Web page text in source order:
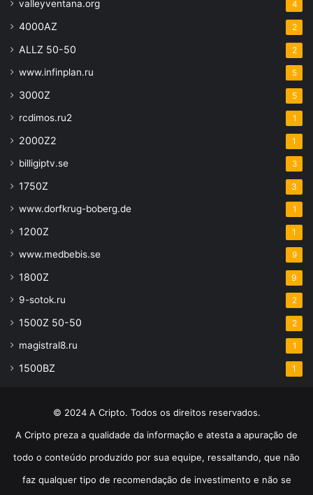
valleyventana.org 4
4000AZ 2
ALLZ 50-50 2
www.infinplan.ru 5
3000Z 5
rcdimos.ru2 1
2000Z2 1
billigiptv.se 3
1750Z 3
www.dorfkrug-boberg.de 1
1200Z 1
www.medbebis.se 9
1800Z 9
9-sotok.ru 2
1500Z 50-50 2
magistral8.ru 1
1500BZ 1
© 2024 A Cripto. Todos os direitos reservados.
A Cripto preza a qualidade da informação e atesta a apuração de
todo o conteúdo produzido por sua equipe, ressaltando, que não
faz qualquer tipo de recomendação de investimento e não se